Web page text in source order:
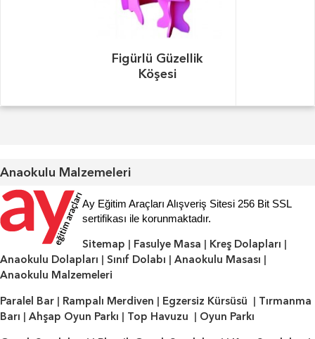
Figürlü Güzellik
Köşesi
Anaokulu Malzemeleri
Ay Eğitim Araçları Alışveriş Sitesi 256 Bit SSL
sertifikası ile korunmaktadır.
Sitemap | Fasulye Masa | Kreş Dolapları |
Anaokulu Dolapları | Sınıf Dolabı | Anaokulu Masası |
Anaokulu Malzemeleri
Paralel Bar | Rampalı Merdiven | Egzersiz Kürsüsü | Tırmanma
Barı | Ahşap Oyun Parkı | Top Havuzu | Oyun Parkı